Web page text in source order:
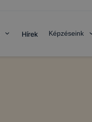
Hírek Képzéseink